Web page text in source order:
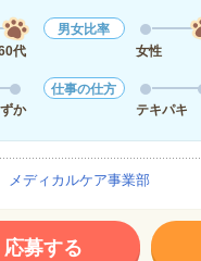
代
男女比率
女性
か
仕事の仕方
テキパキ
ディカルケア事業部
応募する